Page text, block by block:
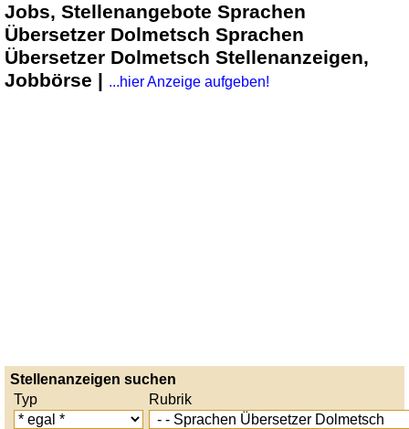
Jobs, Stellenangebote Sprachen
Übersetzer Dolmetsch Sprachen
Übersetzer Dolmetsch Stellenanzeigen,
Jobbörse | ...hier Anzeige aufgeben!
Stellenanzeigen suchen
Typ
Rubrik